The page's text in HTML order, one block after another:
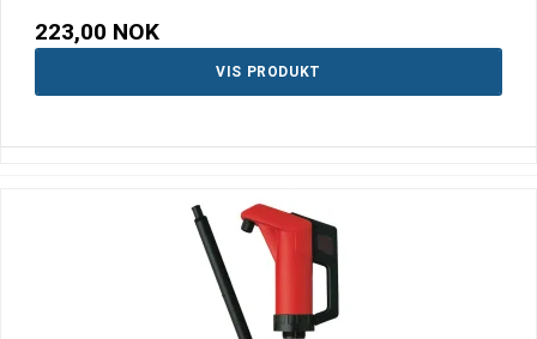
223,00 NOK
VIS PRODUKT